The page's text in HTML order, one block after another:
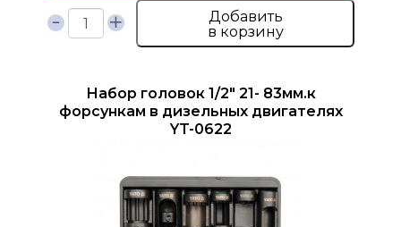
Добавить
в корзину
Набор головок 1/2" 21- 83мм.к
форсункам в дизельных двигателях
YT-0622